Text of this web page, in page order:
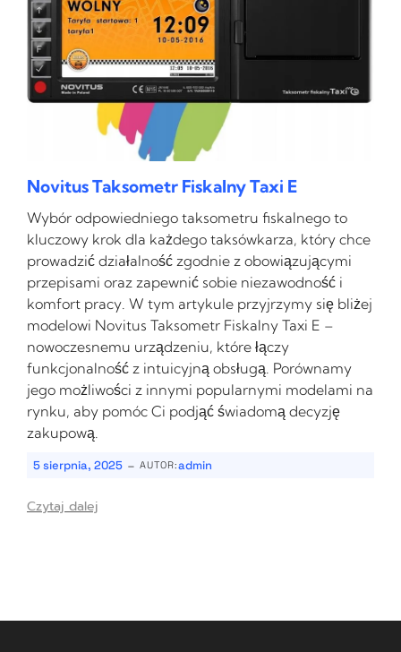
Novitus Taksometr Fiskalny Taxi E
Wybór odpowiedniego taksometru fiskalnego to
kluczowy krok dla każdego taksówkarza, który chce
prowadzić działalność zgodnie z obowiązującymi
przepisami oraz zapewnić sobie niezawodność i
komfort pracy. W tym artykule przyjrzymy się bliżej
modelowi Novitus Taksometr Fiskalny Taxi E –
nowoczesnemu urządzeniu, które łączy
funkcjonalność z intuicyjną obsługą. Porównamy
jego możliwości z innymi popularnymi modelami na
rynku, aby pomóc Ci podjąć świadomą decyzję
zakupową.
5 sierpnia, 2025 - AUTOR:admin
Czytaj dalej